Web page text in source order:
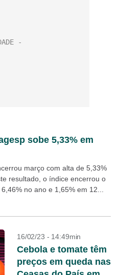
sobe 5,33% em
março com alta de 5,33%
resultado, o índice encerrou o
no ano e 1,65% em 12...
16/02/23 - 14:49min
Cebola e tomate têm
preços em queda nas